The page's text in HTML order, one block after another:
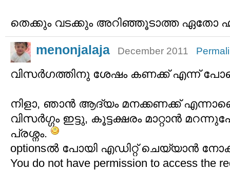
തെക്കും വടക്കും അറിഞ്ഞൂടാത്ത ഏതോ
menonjalaja December 2011
വിസര്‍ഗത്തിനു ശേഷം കണക്ക് എന്ന്
നിളാ, ഞാന്‍ ആദ്യം മനക്കണക്ക്
വിസര്‍ഗ്ഗം ഇട്ടു, കൂട്ടക്ഷരം മാറ്റാന്‍
പ്രശ്നം.
optionsല്‍ പോയി എഡിറ്റ് ചെയ്യാന്‍
You do not have permission to access the